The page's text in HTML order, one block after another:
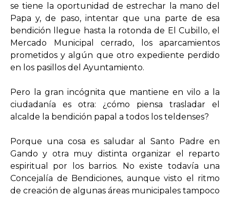
se tiene la oportunidad de estrechar la mano del
Papa y, de paso, intentar que una parte de esa
bendición llegue hasta la rotonda de El Cubillo, el
Mercado Municipal cerrado, los aparcamientos
prometidos y algún que otro expediente perdido
en los pasillos del Ayuntamiento.
Pero la gran incógnita que mantiene en vilo a la
ciudadanía es otra: ¿cómo piensa trasladar el
alcalde la bendición papal a todos los teldenses?
Porque una cosa es saludar al Santo Padre en
Gando y otra muy distinta organizar el reparto
espiritual por los barrios. No existe todavía una
Concejalía de Bendiciones, aunque visto el ritmo
de creación de algunas áreas municipales tampoco